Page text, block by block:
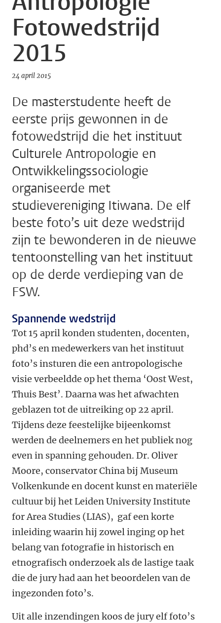
Fotowedstrijd
2015
24 april 2015
De masterstudente heeft de
eerste prijs gewonnen in de
fotowedstrijd die het instituut
Culturele Antropologie en
Ontwikkelingssociologie
organiseerde met
studievereniging Itiwana. De elf
beste foto’s uit deze wedstrijd
zijn te bewonderen in de nieuwe
tentoonstelling van het instituut
op de derde verdieping van de
FSW.
Spannende wedstrijd
Tot 15 april konden studenten, docenten,
phd’s en medewerkers van het instituut
foto’s insturen die een antropologische
visie verbeeldde op het thema ‘Oost West,
Thuis Best’. Daarna was het afwachten
geblazen tot de uitreiking op 22 april.
Tijdens deze feestelijke bijeenkomst
werden de deelnemers en het publiek nog
even in spanning gehouden. Dr. Oliver
Moore, conservator China bij Museum
Volkenkunde en docent kunst en materiële
cultuur bij het Leiden University Institute
for Area Studies (LIAS), gaf een korte
inleiding waarin hij zowel inging op het
belang van fotografie in historisch en
etnografisch onderzoek als de lastige taak
die de jury had aan het beoordelen van de
ingezonden foto’s.
Uit alle inzendingen koos de jury elf foto’s